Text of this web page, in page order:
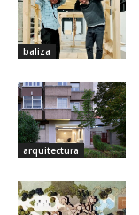
baliza
arquitectura